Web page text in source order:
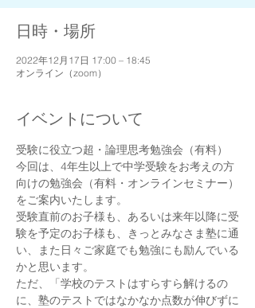
日時・場所
2022年12月17日 17:00 – 18:45
オンライン（zoom）
イベントについて
受験に役立つ超・論理思考勉強会（有料）
今回は、4年生以上で中学受験をお考えの方
向けの勉強会（有料・オンラインセミナー）
をご案内いたします。
受験直前のお子様も、あるいは来年以降に受
験を予定のお子様も、きっとみなさま塾に通
い、また日々ご家庭でも勉強にも励んでいる
かと思います。
ただ、「学校のテストはすらすら解けるの
に、塾のテストではなかなか点数が伸びずに